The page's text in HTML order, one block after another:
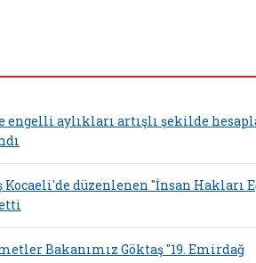
engelli aylıkları artışlı şekilde
Kocaeli'de düzenlenen "İnsan Hakları
Bakanımız Göktaş "19. Emirdağ